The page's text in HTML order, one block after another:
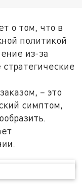
о том, что в
политикой
из-за
– это
симптом,